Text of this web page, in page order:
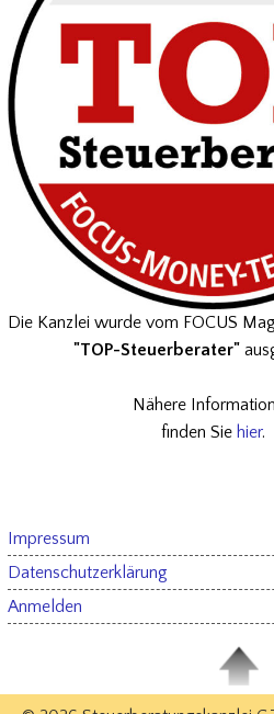
Die Kanzlei wurde vom FOCUS
"TOP-Steuerberater"
Nähere
finden Sie hier.
Impressum
Datenschutzerklärung
Anmelden